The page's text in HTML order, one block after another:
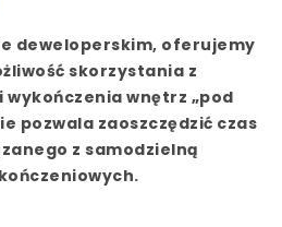
deweloperskim, oferujemy
skorzystania z
wykończenia wnętrz „pod
pozwala zaoszczędzić czas
z samodzielną